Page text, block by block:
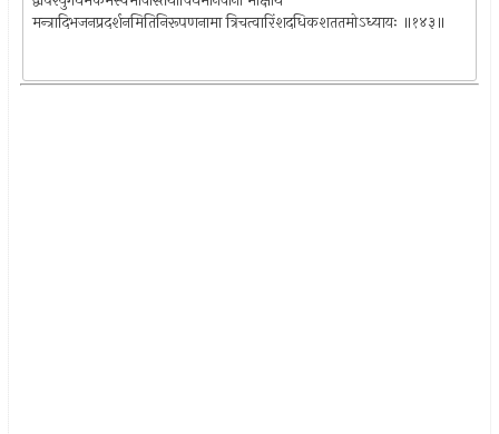
मन्त्रादिभजनप्रदर्शनमितिनिरूपणनामा त्रिचत्वारिंशदधिकशततमोऽध्यायः ॥१४३॥